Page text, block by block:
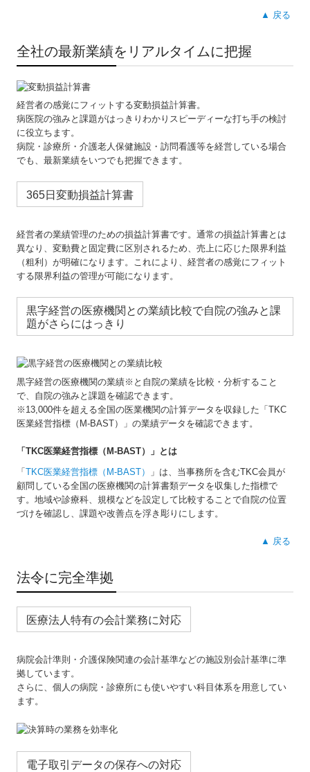
▲ 戻る
全社の最新業績をリアルタイムに把握
経営者の感覚にフィットする変動損益計算書。
病医院の強みと課題がはっきりわかりスピーディーな打ち手の検討
に役立ちます。
病院・診療所・介護老人保健施設・訪問看護等を経営している場合
でも、最新業績をいつでも把握できます。
365日変動損益計算書
経営者の業績管理のための損益計算書です。通常の損益計算書とは
異なり、変動費と固定費に区別されるため、売上に応じた限界利益
（粗利）が明確になります。これにより、経営者の感覚にフィット
する限界利益の管理が可能になります。
黒字経営の医療機関との業績比較で自院の強みと課
題がさらにはっきり
黒字経営の医療機関の業績※と自院の業績を比較・分析すること
で、自院の強みと課題を確認できます。
※13,000件を超える全国の医業機関の計算データを収録した「TKC
医業経営指標（M-BAST）」の業績データを確認できます。
「TKC医業経営指標（M-BAST）」とは
「TKC医業経営指標（M-BAST）
」は、当事務所を含むTKC会員が
顧問している全国の医療機関の計算書類データを収集した指標で
す。地域や診療科、規模などを設定して比較することで自院の位置
づけを確認し、課題や改善点を浮き彫りにします。
▲ 戻る
法令に完全準拠
医療法人特有の会計業務に対応
病院会計準則・介護保険関連の会計基準などの施設別会計基準に準
拠しています。
さらに、個人の病院・診療所にも使いやすい科目体系を用意してい
ます。
電子取引データの保存への対応